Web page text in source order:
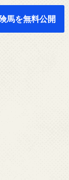
馬を無料公開